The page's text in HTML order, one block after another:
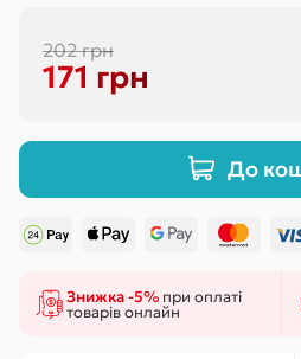
202 грн
171 грн
До
Знижка -5% при оплаті
товарів онлайн